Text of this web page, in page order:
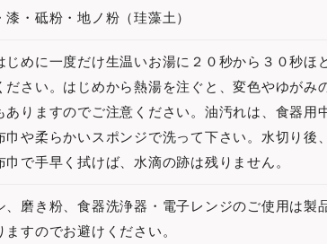
漆・砥粉・地ノ粉（珪藻土）
じめに一度だけ生温いお湯に２０秒から３０秒ほ
ださい。はじめから熱湯を注ぐと、変色やゆがみ
ありますのでご注意ください。 油汚れは、食器用
巾や柔らかいスポンジで洗って下さい。水切り後
巾で手早く拭けば、水滴の跡は残りません。
、磨き粉、食器洗浄器・電子レンジのご使用は製
ますのでお避けください。